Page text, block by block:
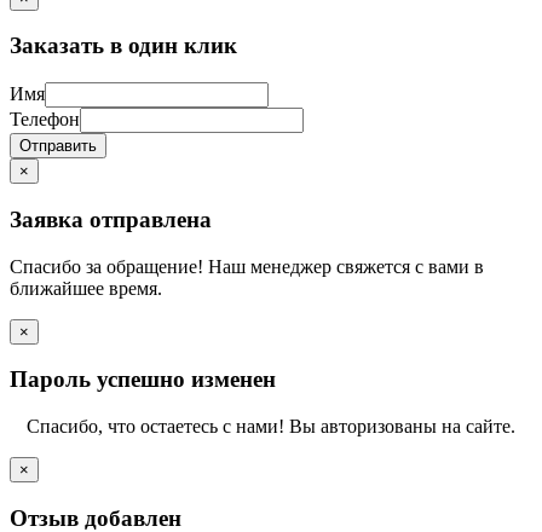
Заказать в один клик
Имя
Телефон
Отправить
×
Заявка отправлена
Спасибо за обращение! Наш менеджер свяжется с вами в
ближайшее время.
×
Пароль успешно изменен
Спасибо, что остаетесь с нами! Вы авторизованы на сайте.
×
Отзыв добавлен